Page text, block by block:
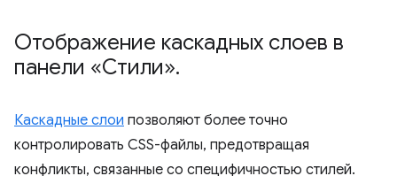
Отображение каскадных слоев в
панели «Стили».
Каскадные слои позволяют более точно
контролировать CSS-файлы, предотвращая
конфликты, связанные со специфичностью стилей.